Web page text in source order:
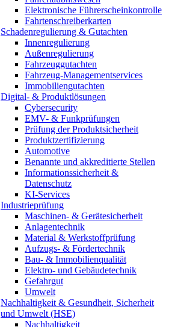
Elektronische Führerscheinkontrolle
Fahrtenschreiberkarten
Schadenregulierung & Gutachten
Innenregulierung
Außenregulierung
Fahrzeuggutachten
Fahrzeug-Managementservices
Immobiliengutachten
Digital- & Produktlösungen
Cybersecurity
EMV- & Funkprüfungen
Prüfung der Produktsicherheit
Produktzertifizierung
Automotive
Benannte und akkreditierte Stellen
Informationssicherheit &
Datenschutz
KI-Services
Industrieprüfung
Maschinen- & Gerätesicherheit
Anlagentechnik
Material & Werkstoffprüfung
Aufzugs- & Fördertechnik
Bau- & Immobilienqualität
Elektro- und Gebäudetechnik
Gefahrgut
Umwelt
Nachhaltigkeit & Gesundheit, Sicherheit
und Umwelt (HSE)
Nachhaltigkeit